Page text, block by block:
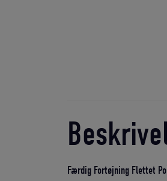
Færdig Fortøjning Flettet